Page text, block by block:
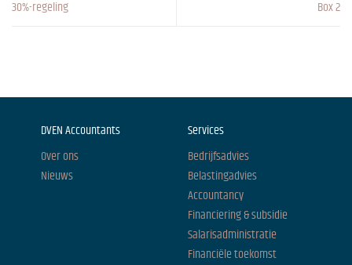
30%-regeling Box 2
DVEN Accountants
Over ons
Nieuws
Services
Bedrijfsadvies
Belastingadvies
Accountancy
Financiering & subsidie
Salarisadministratie
Financiële toekomst